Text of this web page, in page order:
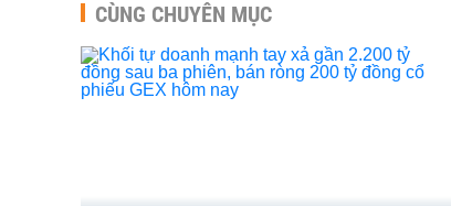
CÙNG CHUYÊN MỤC